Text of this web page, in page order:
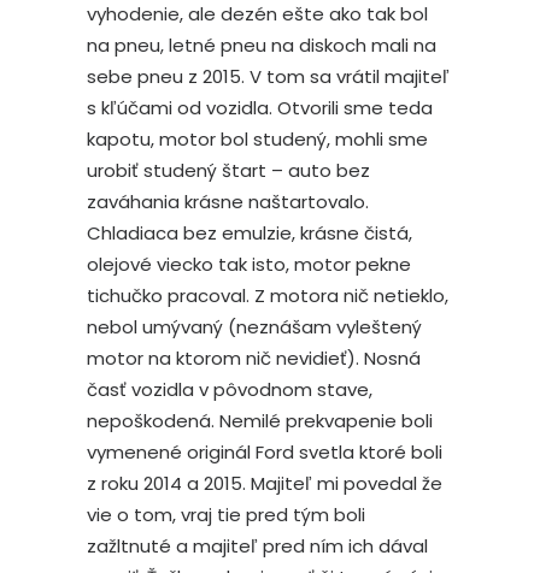
vyhodenie, ale dezén ešte ako tak bol
na pneu, letné pneu na diskoch mali na
sebe pneu z 2015. V tom sa vrátil majiteľ
s kľúčami od vozidla. Otvorili sme teda
kapotu, motor bol studený, mohli sme
urobiť studený štart – auto bez
zaváhania krásne naštartovalo.
Chladiaca bez emulzie, krásne čistá,
olejové viecko tak isto, motor pekne
tichučko pracoval. Z motora nič netieklo,
nebol umývaný (neznášam vyleštený
motor na ktorom nič nevidieť). Nosná
časť vozidla v pôvodnom stave,
nepoškodená. Nemilé prekvapenie boli
vymenené originál Ford svetla ktoré boli
z roku 2014 a 2015. Majiteľ mi povedal že
vie o tom, vraj tie pred tým boli
zažltnuté a majiteľ pred ním ich dával